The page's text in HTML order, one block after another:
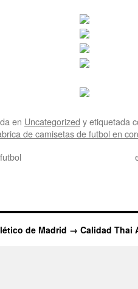
en Uncategorized y etiquetada
de camisetas de futbol en
de Madrid → Calidad Thai